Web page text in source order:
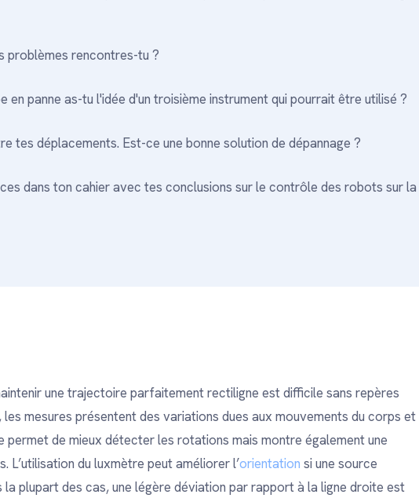
problèmes rencontres-tu ?
en panne as-tu l'idée d'un troisième instrument qui pourrait être utilisé ?
tes déplacements. Est-ce une bonne solution de dépannage ?
dans ton cahier avec tes conclusions sur le contrôle des robots sur la
une trajectoire parfaitement rectiligne est difficile sans repères
mesures présentent des variations dues aux mouvements du corps et
permet de mieux détecter les rotations mais montre également une
L’utilisation du luxmètre peut améliorer l’orientation si une source
la plupart des cas, une légère déviation par rapport à la ligne droite est